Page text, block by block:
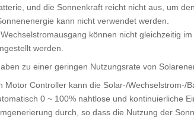
und die Sonnenkraft reicht nicht aus, um
kann nicht verwendet werden.
können nicht gleichzeitig
werden.
zu einer geringen Nutzungsrate von
Motor Controller kann die Solar-/
0 ~ 100% nahtlose und kontinuierliche
durch, so dass die Nutzung der